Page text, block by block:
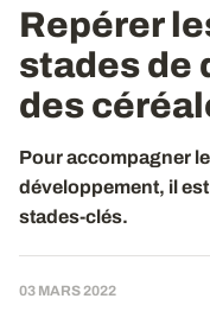
Repérer
stades de
des
Pour accompagner
développement, il
stades-clés.
03 MARS 2022